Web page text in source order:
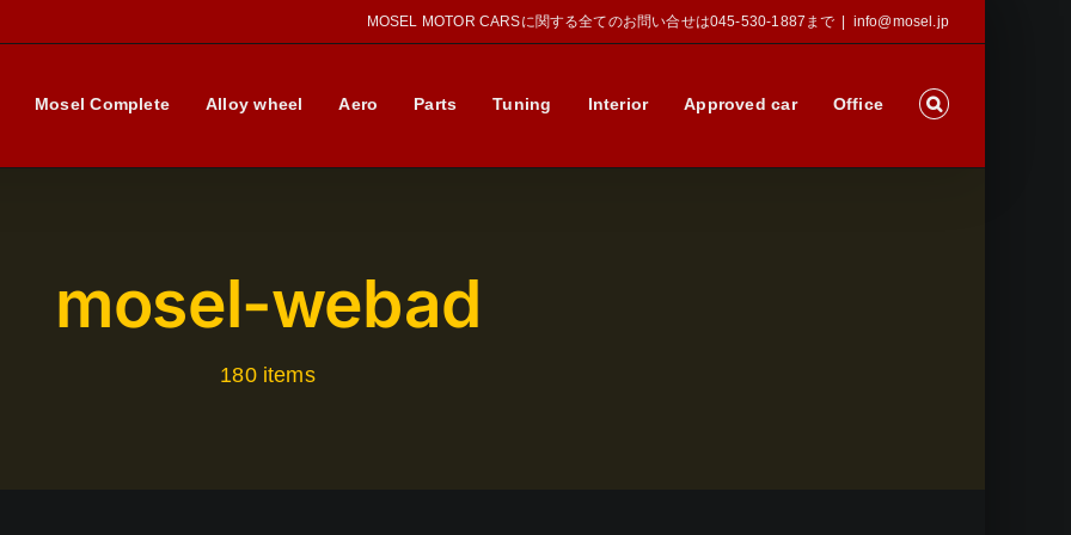
MOSEL MOTOR CARSに関する全てのお問い合せは045-530-1887まで info@mosel.jp
Mosel Complete Alloy wheel Aero Parts Tuning Interior Approved car Office
mosel-webad
180 items